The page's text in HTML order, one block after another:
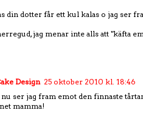
din dotter får ett kul kalas o jag ser
jag menar inte alls att "käfta
Design 25 oktober 2010 kl. 18:46
nu ser jag fram emot den finnaste
mamma!